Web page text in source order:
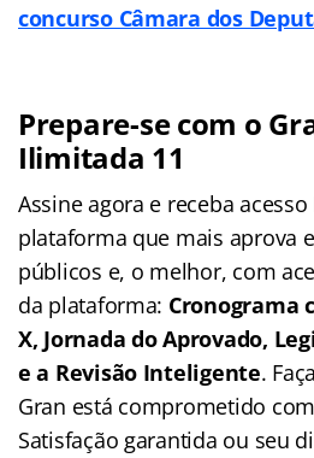
concurso Câmara dos
Prepare-se com o
Ilimitada 11
Assine agora e receba acesso
plataforma que mais aprova
públicos e, o melhor, com
da plataforma: Cronograma
X, Jornada do Aprovado,
e a Revisão Inteligente.
Gran está comprometido
Satisfação garantida ou seu